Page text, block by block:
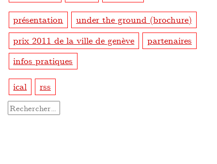
présentation
under the ground (brochure)
prix 2011 de la ville de genève
partenaires
infos pratiques
ical rss
Rechercher :